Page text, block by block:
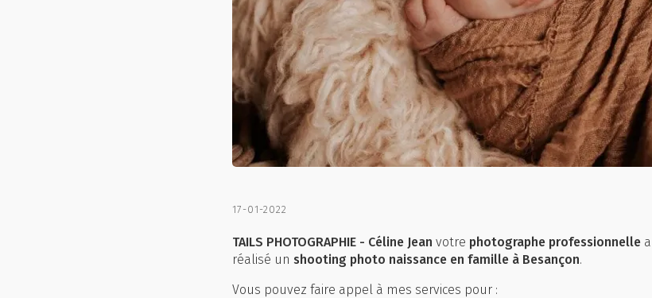
17-01-2022
TAILS PHOTOGRAPHIE - Céline Jean votre photographe professionnelle
réalisé un shooting photo naissance en famille à Besançon.
Vous pouvez faire appel à mes services pour :